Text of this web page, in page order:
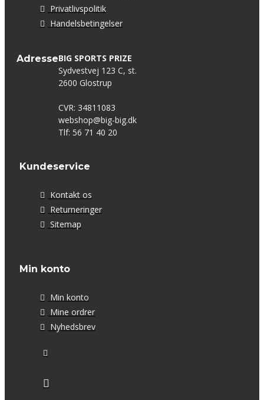
Privatlivspolitik
Handelsbetingelser
AdresseBIG SPORTS PRIZE
Sydvestvej 123 C, st.
2600 Glostrup
CVR: 34811083
webshop@big-big.dk
Tlf: 56 71 40 20
Kundeservice
Kontakt os
Returneringer
Sitemap
Min konto
Min konto
Mine ordrer
Nyhedsbrev